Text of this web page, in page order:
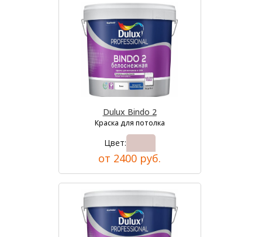
Dulux Bindo 2
Краска для потолка
Цвет:
от 2400 руб.